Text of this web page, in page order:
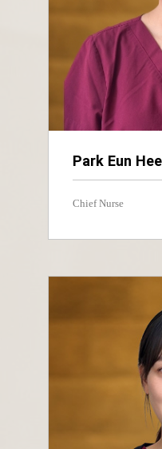
Park Eun Hee
Chief Nurse